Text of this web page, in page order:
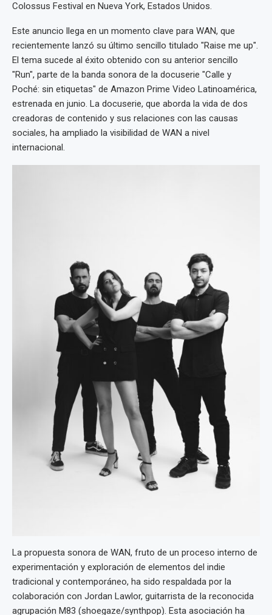
Colossus Festival en Nueva York, Estados Unidos.
Este anuncio llega en un momento clave para WAN, que
recientemente lanzó su último sencillo titulado "Raise me up".
El tema sucede al éxito obtenido con su anterior sencillo
"Run", parte de la banda sonora de la docuserie "Calle y
Poché: sin etiquetas" de Amazon Prime Video Latinoamérica,
estrenada en junio. La docuserie, que aborda la vida de dos
creadoras de contenido y sus relaciones con las causas
sociales, ha ampliado la visibilidad de WAN a nivel
internacional.
La propuesta sonora de WAN, fruto de un proceso interno de
experimentación y exploración de elementos del indie
tradicional y contemporáneo, ha sido respaldada por la
colaboración con Jordan Lawlor, guitarrista de la reconocida
agrupación M83 (shoegaze/synthpop). Esta asociación ha